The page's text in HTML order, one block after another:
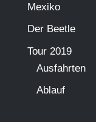
Mexiko
Der Beetle
Tour 2019
Ausfahrten
Ablauf